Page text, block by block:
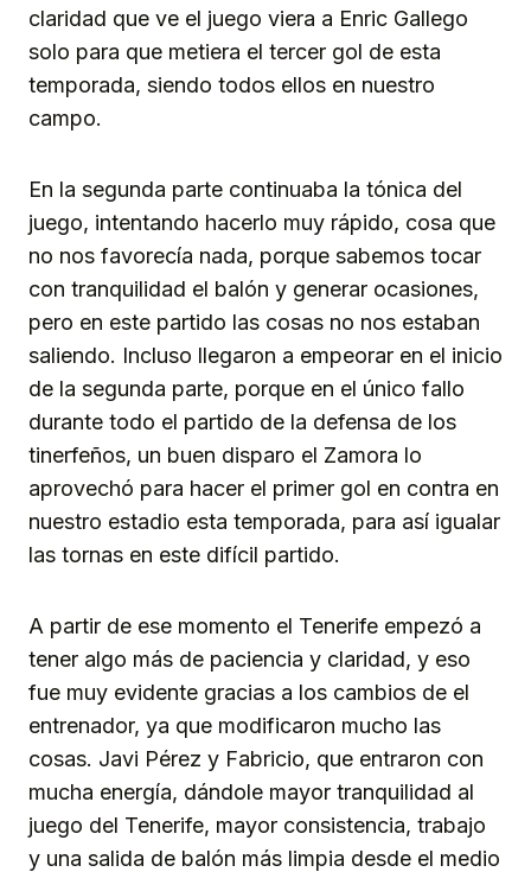
claridad que ve el juego viera a Enric Gallego
solo para que metiera el tercer gol de esta
temporada, siendo todos ellos en nuestro
campo.
En la segunda parte continuaba la tónica del
juego, intentando hacerlo muy rápido, cosa que
no nos favorecía nada, porque sabemos tocar
con tranquilidad el balón y generar ocasiones,
pero en este partido las cosas no nos estaban
saliendo. Incluso llegaron a empeorar en el inicio
de la segunda parte, porque en el único fallo
durante todo el partido de la defensa de los
tinerfeños, un buen disparo el Zamora lo
aprovechó para hacer el primer gol en contra en
nuestro estadio esta temporada, para así igualar
las tornas en este difícil partido.
A partir de ese momento el Tenerife empezó a
tener algo más de paciencia y claridad, y eso
fue muy evidente gracias a los cambios de el
entrenador, ya que modificaron mucho las
cosas. Javi Pérez y Fabricio, que entraron con
mucha energía, dándole mayor tranquilidad al
juego del Tenerife, mayor consistencia, trabajo
y una salida de balón más limpia desde el medio